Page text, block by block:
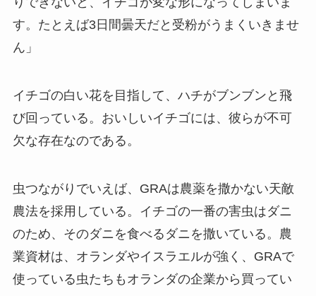
りできないと、イチゴが変な形になってしまいま
す。たとえば3日間曇天だと受粉がうまくいきませ
ん」
イチゴの白い花を目指して、ハチがブンブンと飛
び回っている。おいしいイチゴには、彼らが不可
欠な存在なのである。
虫つながりでいえば、GRAは農薬を撒かない天敵
農法を採用している。イチゴの一番の害虫はダニ
のため、そのダニを食べるダニを撒いている。農
業資材は、オランダやイスラエルが強く、GRAで
使っている虫たちもオランダの企業から買ってい